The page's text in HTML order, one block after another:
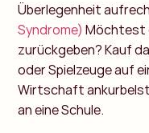
Überlegenheit
Syndrome) Möchtest
zurückgeben? Kauf
oder Spielzeuge auf
Wirtschaft
an eine Schule.